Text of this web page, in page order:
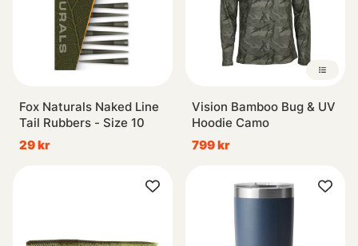
Fox Naturals Naked Line
Tail Rubbers - Size 10
29 kr
Vision Bamboo Bug & UV
Hoodie Camo
799 kr